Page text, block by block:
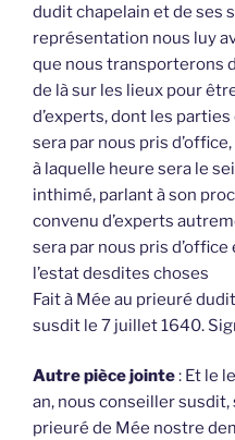
dudit chapelain et de ses
représentation nous luy
que nous transporterons
de là sur les lieux pour
d’experts, dont les
sera par nous pris
à laquelle heure sera le
inthimé, parlant à son
convenu d’experts
sera par nous pris
l’estat desdites choses
Fait à Mée au prieuré
susdit le 7 juillet 1640.
Autre pièce jointe: Et le
an, nous conseiller
prieuré de Mée nostre